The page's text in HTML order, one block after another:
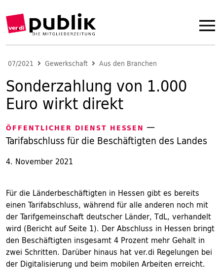
07/2021 Gewerkschaft Aus den Branchen
Sonderzahlung von 1.000
Euro wirkt direkt
ÖFFENTLICHER DIENST HESSEN —
Tarifabschluss für die Beschäftigten des Landes
4. November 2021
Für die Länderbeschäftigten in Hessen gibt es bereits
einen Tarifabschluss, während für alle anderen noch mit
der Tarifgemeinschaft deutscher Länder, TdL, verhandelt
wird (Bericht auf Seite 1). Der Abschluss in Hessen bringt
den Beschäftigten insgesamt 4 Prozent mehr Gehalt in
zwei Schritten. Darüber hinaus hat ver.di Regelungen bei
der Digitalisierung und beim mobilen Arbeiten erreicht.